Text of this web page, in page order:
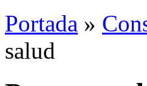
Portada »
salud